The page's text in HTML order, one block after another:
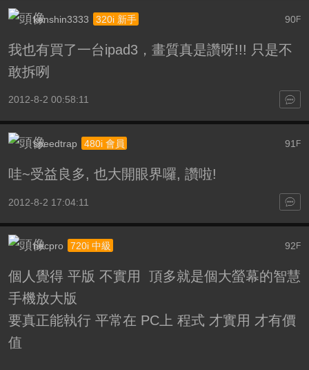
90F
kenshin3333 320i 新手
我也有買了一台ipad3，畫質真是讚呀!!! 只是不
敢拆咧
2012-8-2 00:58:11
91 F
speedtrap 480i 會員
哇~受益良多, 也大開眼界囉, 讚啦!
2012-8-2 17:04:11
92 F
necpro 720i 中級
個人覺得 平版 不實用 頂多就是個大螢幕的智慧
手機放大版
要真正能執行 平常在 PC上 程式 才實用 才有價
值